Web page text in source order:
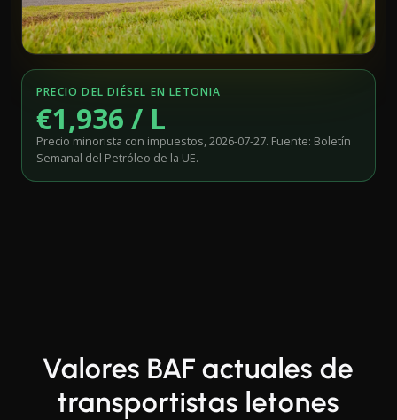
PRECIO DEL DIÉSEL EN LETONIA
€1,936 / L
Precio minorista con impuestos, 2026-07-27. Fuente: Boletín
Semanal del Petróleo de la UE.
Valores BAF actuales de
transportistas letones